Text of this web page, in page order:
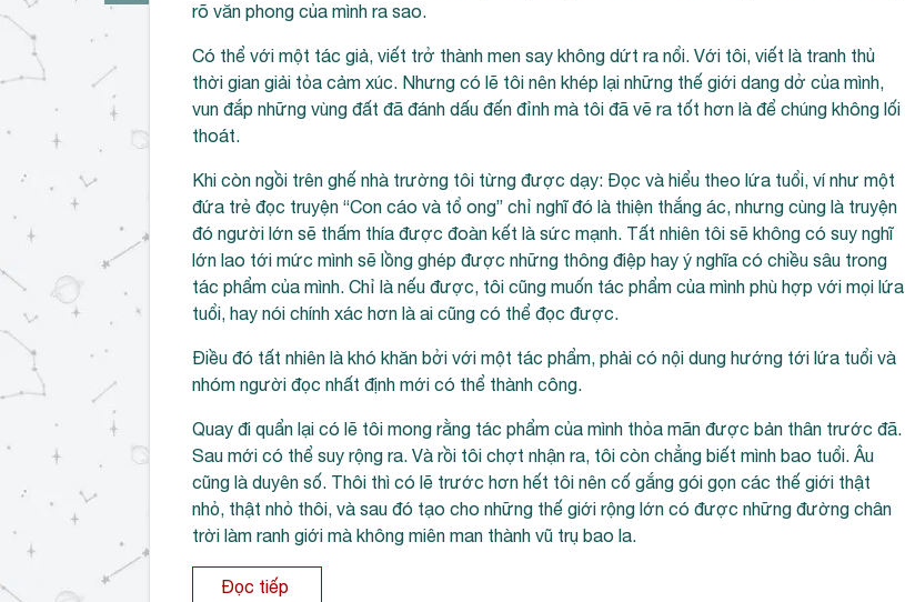
rõ văn phong của mình ra sao.
Có thể với một tác giả, viết trở thành men say không dứt ra nổi. Với tôi, viết là tranh thủ
thời gian giải tỏa cảm xúc. Nhưng có lẽ tôi nên khép lại những thế giới dang dở của mình,
vun đắp những vùng đất đã đánh dấu đến đỉnh mà tôi đã vẽ ra tốt hơn là để chúng không lối
thoát.
Khi còn ngồi trên ghế nhà trường tôi từng được dạy: Đọc và hiểu theo lứa tuổi, ví như một
đứa trẻ đọc truyện “Con cáo và tổ ong” chỉ nghĩ đó là thiện thắng ác, nhưng cùng là truyện
đó người lớn sẽ thấm thía được đoàn kết là sức mạnh. Tất nhiên tôi sẽ không có suy nghĩ
lớn lao tới mức mình sẽ lồng ghép được những thông điệp hay ý nghĩa có chiều sâu trong
tác phẩm của mình. Chỉ là nếu được, tôi cũng muốn tác phẩm của mình phù hợp với mọi lứa
tuổi, hay nói chính xác hơn là ai cũng có thể đọc được.
Điều đó tất nhiên là khó khăn bởi với một tác phẩm, phải có nội dung hướng tới lứa tuổi và
nhóm người đọc nhất định mới có thể thành công.
Quay đi quẩn lại có lẽ tôi mong rằng tác phẩm của mình thỏa mãn được bản thân trước đã.
Sau mới có thể suy rộng ra. Và rồi tôi chợt nhận ra, tôi còn chẳng biết mình bao tuổi. Âu
cũng là duyên số. Thôi thì có lẽ trước hơn hết tôi nên cố gắng gói gọn các thế giới thật
nhỏ, thật nhỏ thôi, và sau đó tạo cho những thế giới rộng lớn có được những đường chân
trời làm ranh giới mà không miên man thành vũ trụ bao la.
Đọc tiếp